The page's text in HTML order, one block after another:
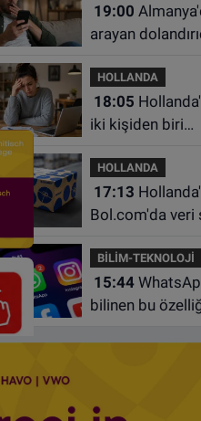
19:00
arayan
HOLLANDA
18:05
iki kişiden biri
HOLLANDA
17:13
Bol.com'da veri
geçirilmiş olabilir
BİLİM-TEKNOLOJİ
15:44WhatsApp'ın az
bilinen bu